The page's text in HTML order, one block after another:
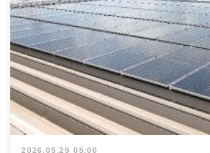
2026.05.29 05:00